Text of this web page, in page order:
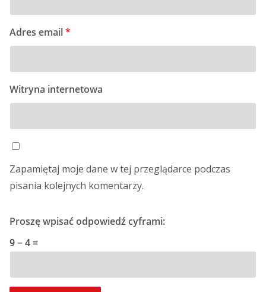
Adres email*
Witryna internetowa
Zapamiętaj moje dane w tej przeglądarce podczas
pisania kolejnych komentarzy.
Proszę wpisać odpowiedź cyframi:
9 − 4 =